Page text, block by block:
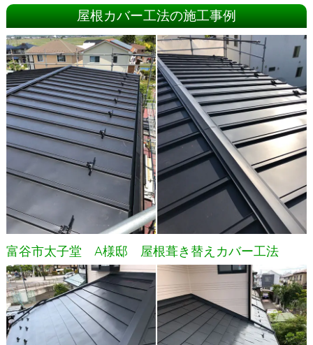
屋根カバー工法の施工事例
富谷市太子堂 A様邸 屋根葺き替えカバー工法